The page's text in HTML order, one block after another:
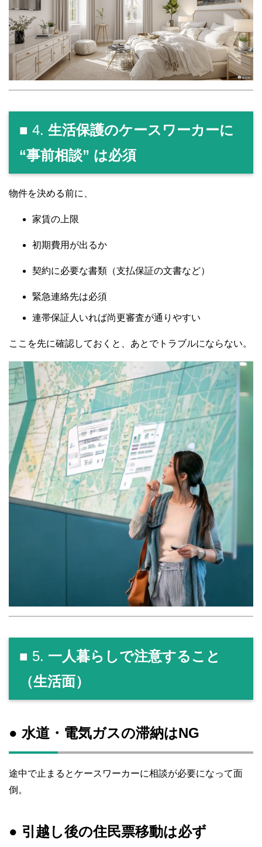
■ 4. 生活保護のケースワーカーに
“事前相談” は必須
物件を決める前に、
家賃の上限
初期費用が出るか
契約に必要な書類（支払保証の文書など）
緊急連絡先は必須
連帯保証人いれば尚更審査が通りやすい
ここを先に確認しておくと、あとでトラブルにならない。
■ 5. 一人暮らしで注意すること
（生活面）
● 水道・電気ガスの滞納はNG
途中で止まるとケースワーカーに相談が必要になって面
倒。
● 引越し後の住民票移動は必ず